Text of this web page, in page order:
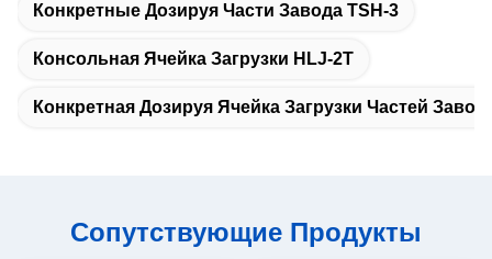
Конкретные Дозируя Части Завода TSH-3
Консольная Ячейка Загрузки HLJ-2T
Конкретная Дозируя Ячейка Загрузки Частей
Сопутствующие Продукты